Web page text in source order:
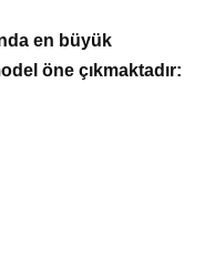
en büyük
öne çıkmaktadır: